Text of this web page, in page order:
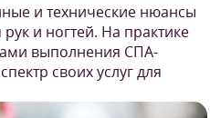
и технические нюансы
и ногтей. На практике
выполнения СПА-
своих услуг для